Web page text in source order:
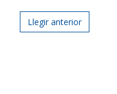
Post
Llegir anterior